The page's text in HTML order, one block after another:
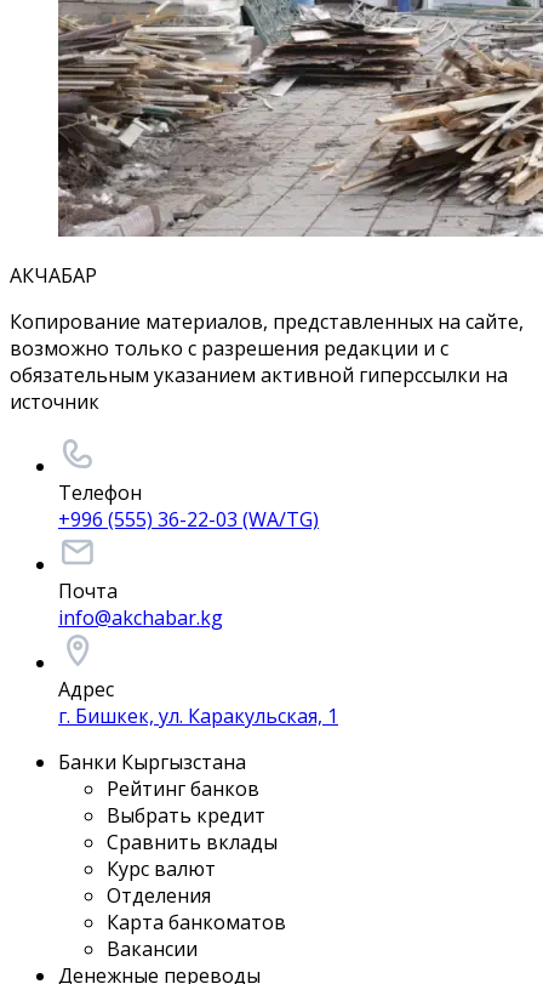
АКЧАБАР
Копирование материалов, представленных на сайте,
возможно только с разрешения редакции и с
обязательным указанием активной гиперссылки на
источник
Телефон
+996 (555) 36-22-03 (WA/TG)
Почта
info@akchabar.kg
Адрес
г. Бишкек, ул. Каракульская, 1
Банки Кыргызстана
Рейтинг банков
Выбрать кредит
Сравнить вклады
Курс валют
Отделения
Карта банкоматов
Вакансии
Денежные переводы